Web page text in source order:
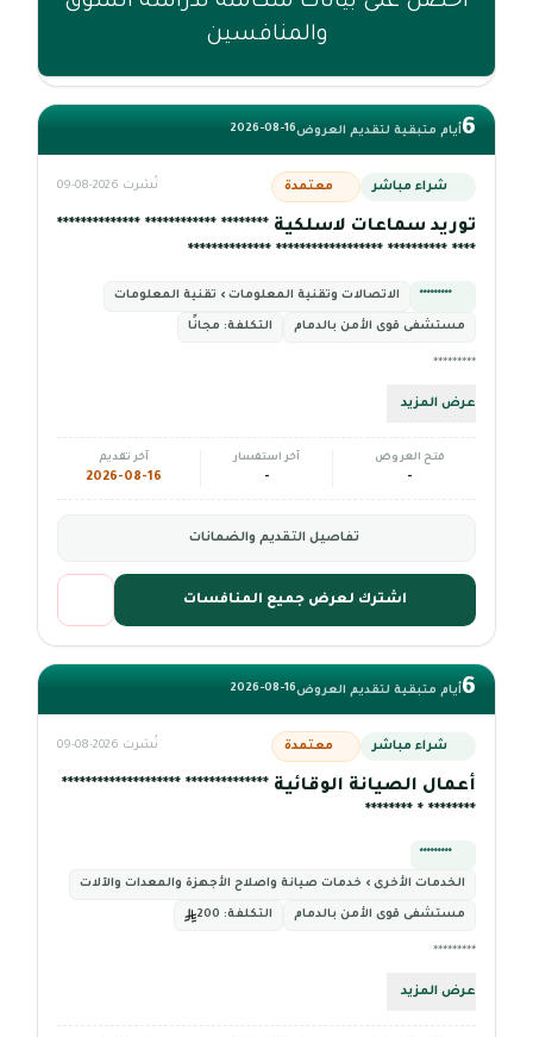
والمنافسين
6أيام متبقية لتقديم العروض2026-08-16
شراء مباشر معتمدة نُشرت 2026-08-09
توريد سماعات لاسلكية ******** ************ **************
**** ********** ****************** **************
********* الاتصالات وتقنية المعلومات › تقنية المعلومات
مستشفى قوى الأمن بالدمام التكلفة: مجانًا
*********
عرض المزيد
فتح العروض
-
آخر استفسار
-
آخر تقديم
2026-08-16
تفاصيل التقديم والضمانات
اشترك لعرض جميع المنافسات
6أيام متبقية لتقديم العروض2026-08-16
شراء مباشر معتمدة نُشرت 2026-08-09
أعمال الصيانة الوقائية ************** ********************
******** * ********
*********
الخدمات الأخرى › خدمات صيانة واصلاح الأجهزة والمعدات والآلات
مستشفى قوى الأمن بالدمام التكلفة:
*********
عرض المزيد